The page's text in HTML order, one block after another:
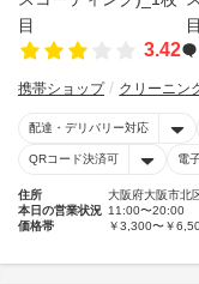
3.42
携帯ショップ クリーニン
配達・デリバリー対応
QRコード決済可 電
住所
大阪府大阪市北
本日の営業状況 11:00〜20:00
価格帯
￥3,300〜￥